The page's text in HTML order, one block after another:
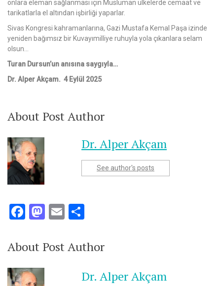
onlara eleman sağlanması için Müslüman ülkelerde cemaat ve
tarikatlarla el altından işbirliği yaparlar.
Sivas Kongresi kahramanlarına, Gazi Mustafa Kemal Paşa izinde
yeniden bağımsız bir Kuvayımilliye ruhuyla yola çıkanlara selam
olsun…
Turan Dursun’un anısına saygıyla…
Dr. Alper Akçam. 4 Eylül 2025
About Post Author
Dr. Alper Akçam
See author's posts
Facebook
Mastodon
Email
About Post Author
Dr. Alper Akçam